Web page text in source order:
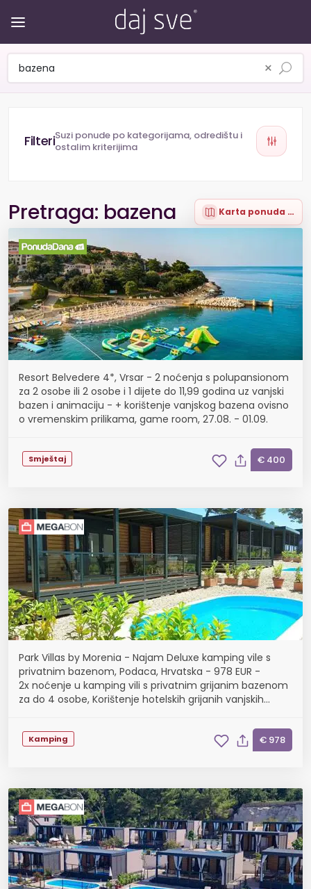
×
Suzi ponude po kategorijama, odredištu i
ostalim kriterijima
Pretraga: bazena Karta ponuda (97)
Resort Belvedere 4*, Vrsar - 2 noćenja s polupansionom
za 2 osobe ili 2 osobe i 1 dijete do 11,99 godina uz vanjski
bazen i animaciju - + korištenje vanjskog bazena ovisno
o vremenskim prilikama, game room, 27.08. - 01.09.
Smještaj € 400
Park Villas by Morenia - Najam Deluxe kamping vile s
privatnim bazenom, Podaca, Hrvatska - 978 EUR -
2x noćenje u kamping vili s privatnim grijanim bazenom
za do 4 osobe, Korištenje hotelskih grijanih vanjskih
Kamping € 978